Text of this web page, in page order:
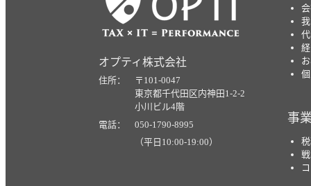
オプティ株式会社
住所： 〒101-0047
東京都千代田区内神田1-2-2
小川ビル4階
電話： 050-1790-8995
（平日10:00-19:00）
事